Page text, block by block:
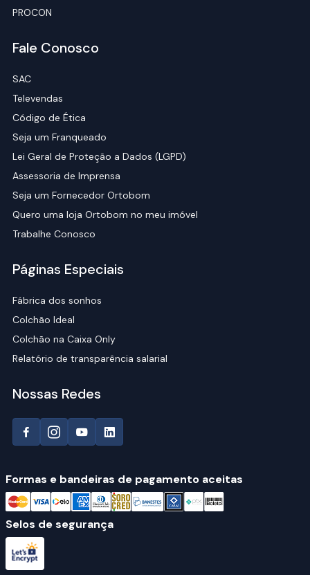
PROCON
Fale Conosco
SAC
Televendas
Código de Ética
Seja um Franqueado
Lei Geral de Proteção a Dados (LGPD)
Assessoria de Imprensa
Seja um Fornecedor Ortobom
Quero uma loja Ortobom no meu imóvel
Trabalhe Conosco
Páginas Especiais
Fábrica dos sonhos
Colchão Ideal
Colchão na Caixa Only
Relatório de transparência salarial
Nossas Redes
Formas e bandeiras de pagamento aceitas
Selos de segurança